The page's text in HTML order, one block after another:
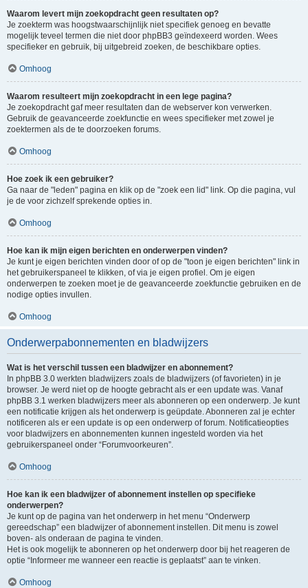
Waarom levert mijn zoekopdracht geen resultaten op?
Je zoekterm was hoogstwaarschijnlijk niet specifiek genoeg en bevatte
mogelijk teveel termen die niet door phpBB3 geïndexeerd worden. Wees
specifieker en gebruik, bij uitgebreid zoeken, de beschikbare opties.
Omhoog
Waarom resulteert mijn zoekopdracht in een lege pagina?
Je zoekopdracht gaf meer resultaten dan de webserver kon verwerken.
Gebruik de geavanceerde zoekfunctie en wees specifieker met zowel je
zoektermen als de te doorzoeken forums.
Omhoog
Hoe zoek ik een gebruiker?
Ga naar de "leden" pagina en klik op de "zoek een lid" link. Op die pagina, vul
je de voor zichzelf sprekende opties in.
Omhoog
Hoe kan ik mijn eigen berichten en onderwerpen vinden?
Je kunt je eigen berichten vinden door of op de "toon je eigen berichten" link in
het gebruikerspaneel te klikken, of via je eigen profiel. Om je eigen
onderwerpen te zoeken moet je de geavanceerde zoekfunctie gebruiken en de
nodige opties invullen.
Omhoog
Onderwerpabonnementen en bladwijzers
Wat is het verschil tussen een bladwijzer en abonnement?
In phpBB 3.0 werkten bladwijzers zoals de bladwijzers (of favorieten) in je
browser. Je werd niet op de hoogte gebracht als er een update was. Vanaf
phpBB 3.1 werken bladwijzers meer als abonneren op een onderwerp. Je kunt
een notificatie krijgen als het onderwerp is geüpdate. Abonneren zal je echter
notificeren als er een update is op een onderwerp of forum. Notificatieopties
voor bladwijzers en abonnementen kunnen ingesteld worden via het
gebruikerspaneel onder “Forumvoorkeuren”.
Omhoog
Hoe kan ik een bladwijzer of abonnement instellen op specifieke
onderwerpen?
Je kunt op de pagina van het onderwerp in het menu “Onderwerp
gereedschap” een bladwijzer of abonnement instellen. Dit menu is zowel
boven- als onderaan de pagina te vinden.
Het is ook mogelijk te abonneren op het onderwerp door bij het reageren de
optie “Informeer me wanneer een reactie is geplaatst” aan te vinken.
Omhoog